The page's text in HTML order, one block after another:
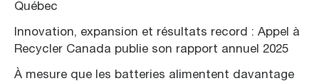
Québec
Innovation, expansion et résultats record : Appel à
Recycler Canada publie son rapport annuel 2025
À mesure que les batteries alimentent davantage